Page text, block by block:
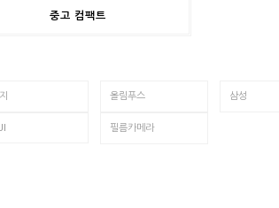
중고 컴팩트
올림푸스 삼성
필름카메라